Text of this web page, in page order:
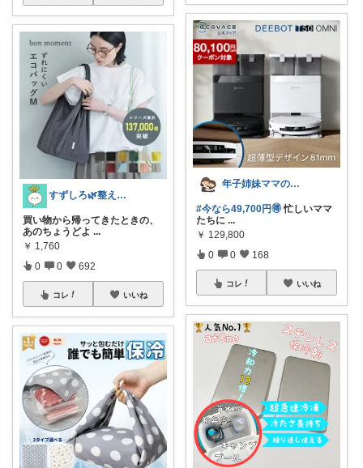
すずしろ🌿整えながら、ゆるく暮らす
買い物から帰ってきたときの、
あのちょうどよ ...
￥ 1,760
0 0 692
コレ いいね
年子姉妹ママのトシコ｜２歳&３歳
#今なら49,700円🉐忙しいママ
たちに ...
￥ 129,800
0 0 168
コレ いいね